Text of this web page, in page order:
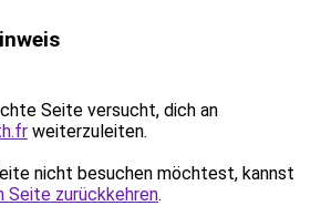
Seite versucht, dich an
weiterzuleiten.
nicht besuchen möchtest, kannst
Seite zurückkehren.